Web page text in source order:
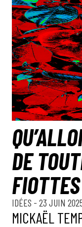
DE
IDÉES - 23 JUIN
MICKAËL